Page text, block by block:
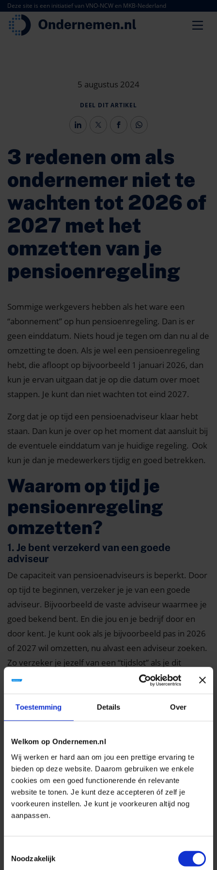
Toestemming Details Over
Welkom op Ondernemen.nl
Wij werken er hard aan om jou een prettige ervaring te
bieden op deze website. Daarom gebruiken we enkele
cookies om een goed functionerende én relevante
website te tonen. Je kunt deze accepteren óf zelf je
voorkeuren instellen. Je kunt je voorkeuren altijd nog
aanpassen.
Noodzakelijk
Deze site is een initiatief van VNO-NCW en MKB-Nederland
5 augustus 2024
DEEL DIT ARTIKEL
3 redenen om als
ondernemer niet te
wachten tot 2026 of
2027 met het
omzetten van je
pensioenregeling
Sommige werkgevers hebben als het ware een
“abonnement” op hun pensioenregeling. Dan is er
geen einddatum. Niets houd je tegen om dan nu al de
omzetting te doen. Als je wel een pensioenregeling
hebt, die afloopt op bijvoorbeeld 1 januari 2026, dan
kun je ervan uitgaan dat je op die datum over moet
stappen. Je kunt dan niet wachten tot eind 2027.
Zorg dat je op tijd een pensioenadviseur klaar hebt
staan. Dan kun je over op het moment dat aansluit bij
de eventuele einddatum van je huidige regeling. Ook
kun je dan je medewerkers tijdig en goed betrekken.
Waarom op tijd je
pensioenregeling
omzetten?
1. Je bent verzekerd van een goede
adviseur
De capaciteit van pensioenadviseurs is beperkt. Door
op tijd te beginnen, verzeker je je van een goede
adviseur. Bijvoorbeeld de vaste adviseur waarmee je
goed bekend bent. En die jou en je bedrijf door en
door kent. Je kunt ook als je bijvoorbeeld pas in 2026
of 2027 wil omzetten, nu alvast een adviseur zoeken.
Zo verzeker je jezelf van een “tijdslot” als je dit
reserveert. Dan benut je de kennis en adequate
begeleiding bij de omzetting maximaal. Dat geeft je
zekerheid en zo word je deels ontzorgd.
keuzes te maken
Door op tijd te beginnen aan de transitie heb je het
heft in eigen hand. Je kunt zelf weloverwogen keuzes
maken vanuit je eigen criteria en jouw wensen wat
past bij jouw onderneming en jouw medewerkers.
Bijvoorbeeld of je wel of niet gebruik maakt van de
werkgever voor kan kiezen om voor je medewerkers